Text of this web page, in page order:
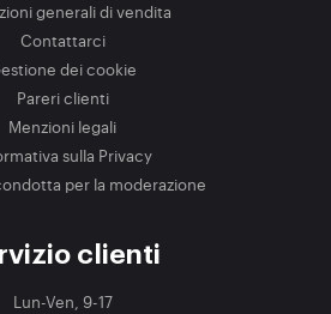
generali di vendita
Contattarci
dei cookie
Pareri clienti
Menzioni legali
sulla Privacy
per la moderazione
clienti
Lun-Ven, 9-17